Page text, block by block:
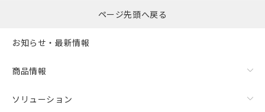
ページ先頭へ戻る
お知らせ・最新情報
商品情報
ソリューション